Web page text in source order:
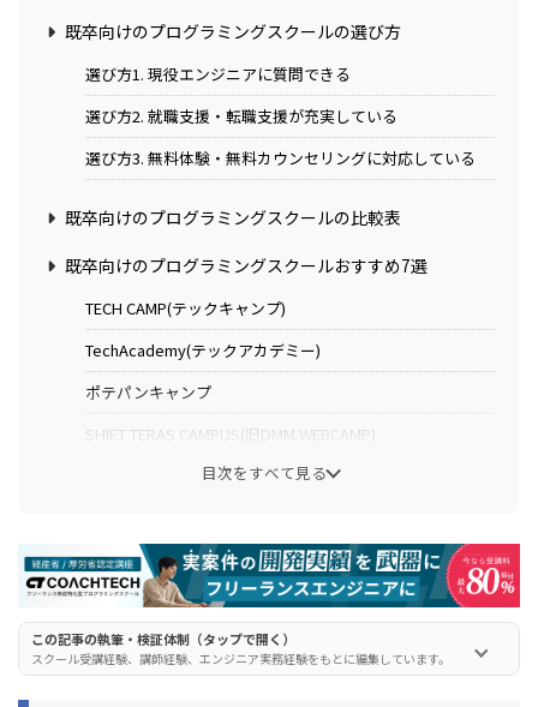
既卒向けのプログラミングスクールの選び方
選び方1. 現役エンジニアに質問できる
選び方2. 就職支援・転職支援が充実している
選び方3. 無料体験・無料カウンセリングに対応している
既卒向けのプログラミングスクールの比較表
既卒向けのプログラミングスクールおすすめ7選
TECH CAMP(テックキャンプ)
TechAcademy(テックアカデミー)
ポテパンキャンプ
SHIFT TERAS CAMPUS(旧DMM WEBCAMP)
ネットビジョンアカデミー
LINEヤフーテックアカデミー
既卒向けのプログラミングスクールの注意点
注意点1. 就職・転職できない可能性もある
目次をすべて見る
この記事の執筆・検証体制（タップで開く）
スクール受講経験、講師経験、エンジニア実務経験をもとに編集しています。